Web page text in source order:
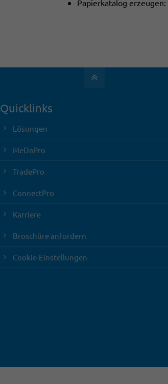
Papierkatalog erzeugen:
Quicklinks
Lösungen
MeDaPro
TradePro
ConnectPro
Karriere
Broschüre anfordern
Cookie-Einstellungen